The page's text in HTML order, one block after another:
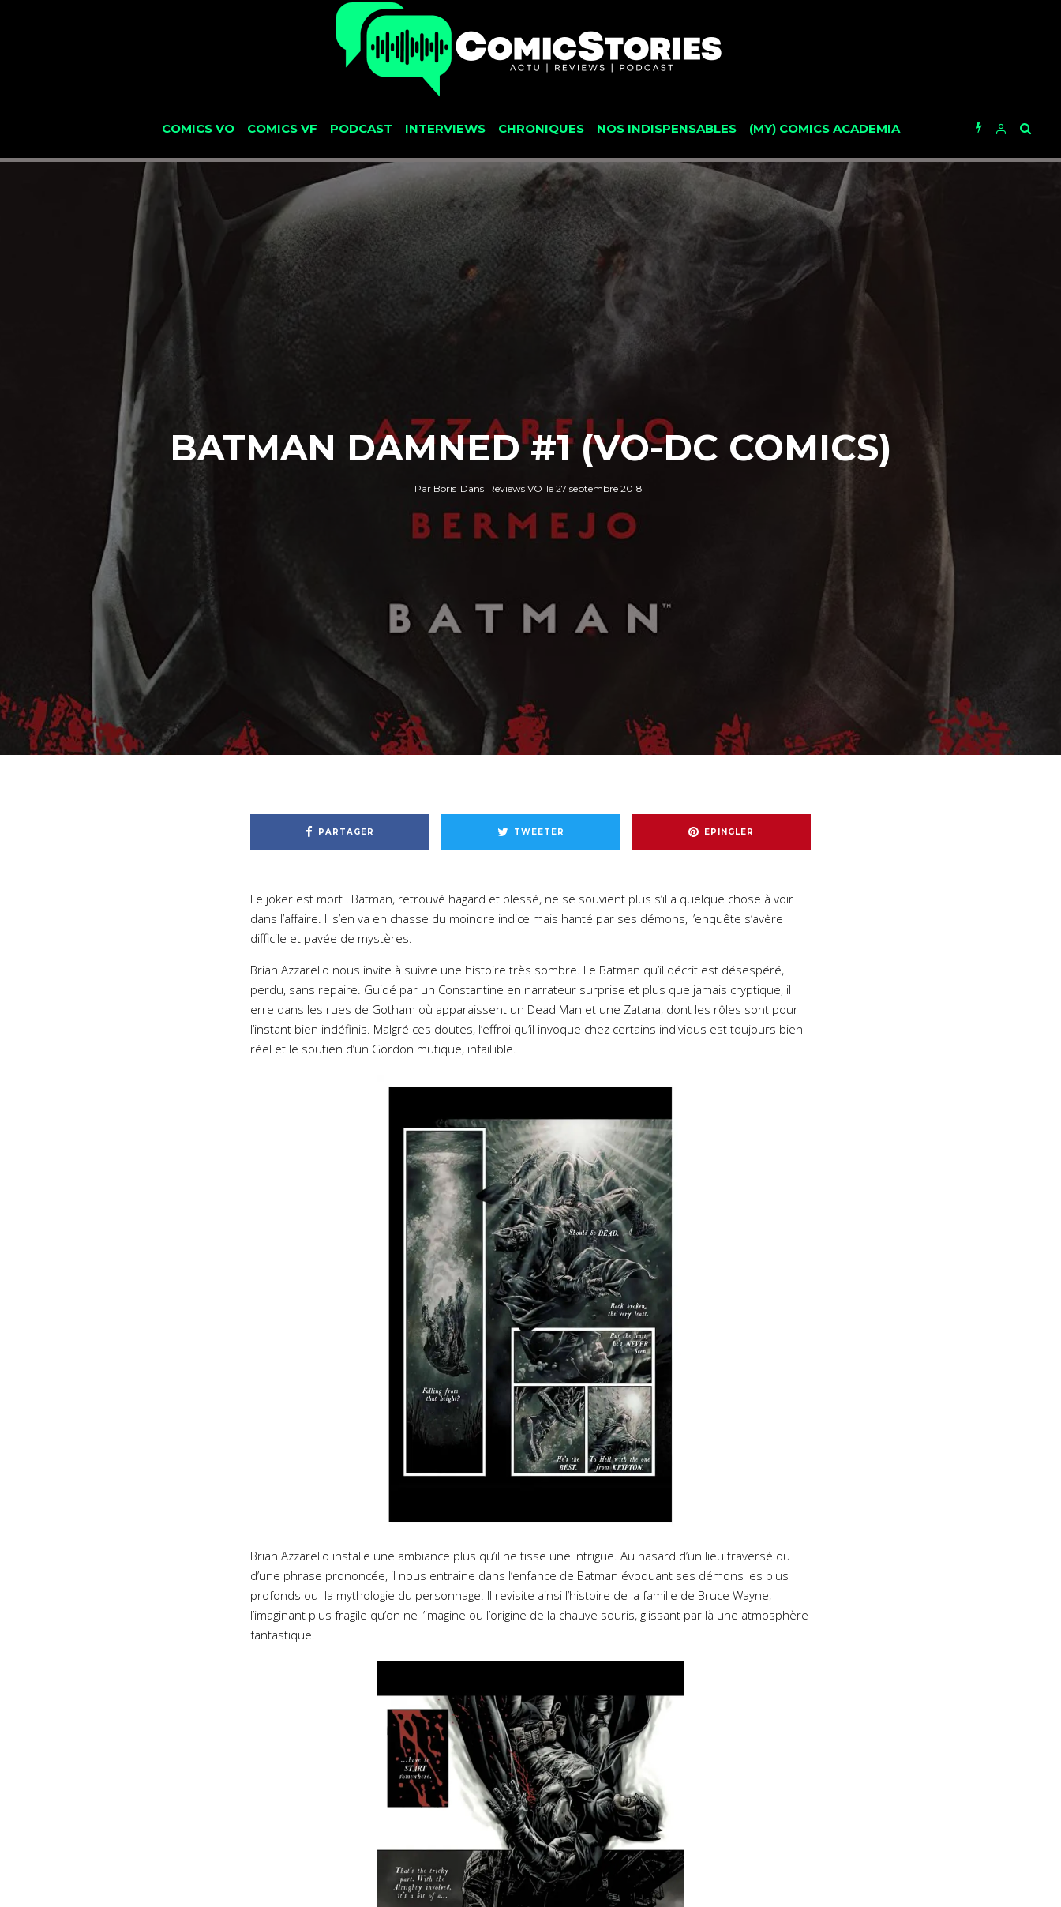
COMICS VO COMICS VF PODCAST INTERVIEWS CHRONIQUES NOS INDISPENSABLES (MY) COMICS ACADEMIA
BATMAN DAMNED #1 (VO-DC COMICS)
Par Boris Dans Reviews VO le 27 septembre 2018
PARTAGER TWEETER EPINGLER
Le joker est mort ! Batman, retrouvé hagard et blessé, ne se souvient plus s’il a quelque chose à voir
dans l’affaire. Il s’en va en chasse du moindre indice mais hanté par ses démons, l’enquête s’avère
difficile et pavée de mystères.
Brian Azzarello nous invite à suivre une histoire très sombre. Le Batman qu’il décrit est désespéré,
perdu, sans repaire. Guidé par un Constantine en narrateur surprise et plus que jamais cryptique, il
erre dans les rues de Gotham où apparaissent un Dead Man et une Zatana, dont les rôles sont pour
l’instant bien indéfinis. Malgré ces doutes, l’effroi qu’il invoque chez certains individus est toujours bien
réel et le soutien d’un Gordon mutique, infaillible.
Brian Azzarello installe une ambiance plus qu’il ne tisse une intrigue. Au hasard d’un lieu traversé ou
d’une phrase prononcée, il nous entraine dans l’enfance de Batman évoquant ses démons les plus
profonds ou la mythologie du personnage. Il revisite ainsi l’histoire de la famille de Bruce Wayne,
l’imaginant plus fragile qu’on ne l’imagine ou l’origine de la chauve souris, glissant par là une atmosphère
fantastique.